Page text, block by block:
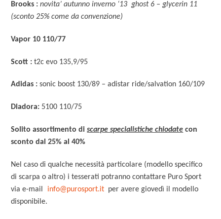
Brooks :novita’ autunno inverno ‘13 ghost 6 – glycerin 11
(sconto 25% come da convenzione)
Vapor 10 110/77
Scott :t2c evo 135,9/95
Adidas :sonic boost 130/89 – adistar ride/salvation 160/109
Diadora: 5100 110/75
Solito assortimento discarpe specialistiche chiodate con
sconto dal 25% al 40%
Nel caso di qualche necessità particolare (modello specifico
di scarpa o altro) i tesserati potranno contattare Puro Sport
via e-mail
info@purosport.it per avere giovedì il modello
disponibile.